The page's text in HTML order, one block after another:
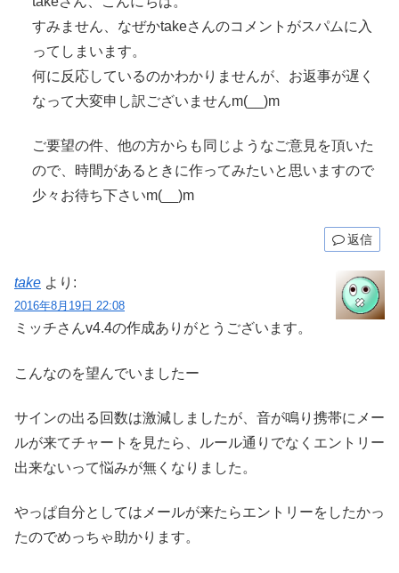
すみません、なぜかtakeさんのコメントがスパムに入
ってしまいます。
何に反応しているのかわかりませんが、お返事が遅く
なって大変申し訳ございませんm(__)m
ご要望の件、他の方からも同じようなご意見を頂いた
ので、時間があるときに作ってみたいと思いますので
少々お待ち下さいm(__)m
返信
take より:
2016年8月19日 22:08
ミッチさんv4.4の作成ありがとうございます。
こんなのを望んでいましたー
サインの出る回数は激減しましたが、音が鳴り携帯にメー
ルが来てチャートを見たら、ルール通りでなくエントリー
出来ないって悩みが無くなりました。
やっぱ自分としてはメールが来たらエントリーをしたかっ
たのでめっちゃ助かります。